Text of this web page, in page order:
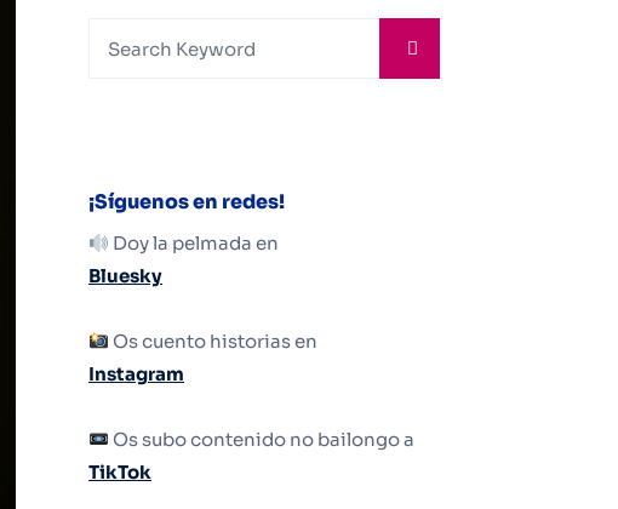
¡Síguenos en redes!
Doy la pelmada en
Bluesky
Os cuento historias en
Instagram
Os subo contenido no bailongo a
TikTok